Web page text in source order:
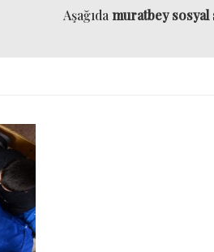
Aşağıda muratbey